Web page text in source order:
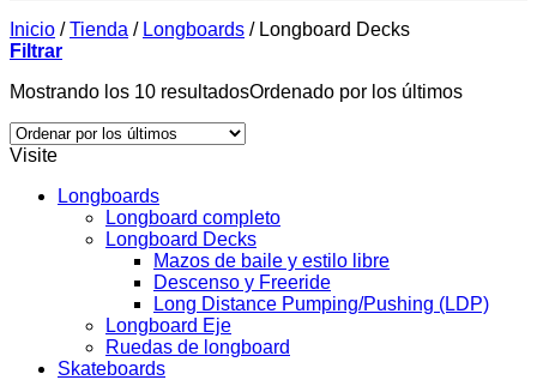
Inicio / Tienda / Longboards /Longboard Decks
Filtrar
Mostrando los 10 resultadosOrdenado por los últimos
Visite
Longboards
Longboard completo
Longboard Decks
Mazos de baile y estilo libre
Descenso y Freeride
Long Distance Pumping/Pushing (LDP)
Longboard Eje
Ruedas de longboard
Skateboards